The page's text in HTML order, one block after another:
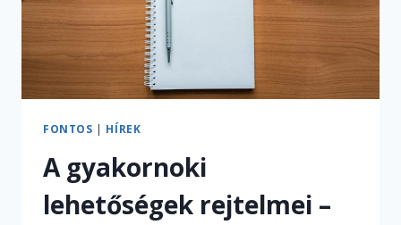
FONTOS | HÍREK
A gyakornoki
lehetőségek rejtelmei –